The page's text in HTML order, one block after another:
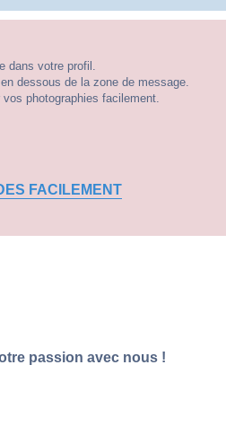
dans votre profil.
dessous de la zone de message.
photographies facilement.
FACILEMENT
passion avec nous !